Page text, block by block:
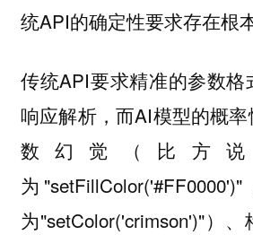
统API的确定性要求存在根
传统API要求精准的参数格
响应解析，而AI模型的概
数幻觉（比方
为
为"setColor('crimson')"）